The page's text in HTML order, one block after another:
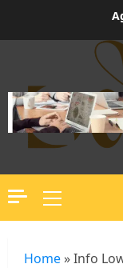
Primary
Menu
Home »Info